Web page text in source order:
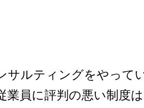
サルティングをやって
業員に評判の悪い制度